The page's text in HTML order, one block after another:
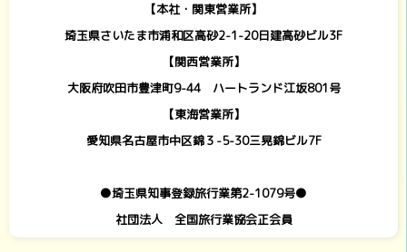
【本社・関東営業所】
埼玉県さいたま市浦和区高砂2-1-20日建高砂ビル3F
【関西営業所】
大阪府吹田市豊津町9-44 ハートランド江坂801号
【東海営業所】
愛知県名古屋市中区錦３-5-30三晃錦ビル7F
●埼玉県知事登録旅行業第2-1079号●
社団法人 全国旅行業協会正会員